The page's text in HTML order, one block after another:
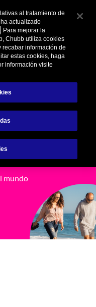
que necesitas para
mundo
al tratamiento de
actualizado
. Para mejorar la
Chubb utiliza cookies
información de
estas cookies, haga
información visite